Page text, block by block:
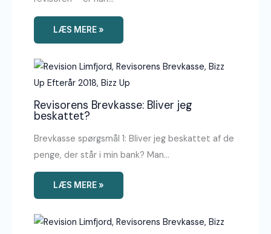
LÆS MERE »
Revisorens Brevkasse: Bliver jeg
beskattet?
Brevkasse spørgsmål 1: Bliver jeg beskattet af de
penge, der står i min bank? Man…
LÆS MERE »